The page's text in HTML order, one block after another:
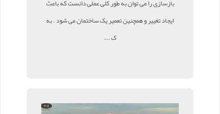
بازسازی را می توان به طور کلی عملی دانست که باعث
ایجاد تغییر و همچنین تعمیر یک ساختمان می شود . به
ک ...